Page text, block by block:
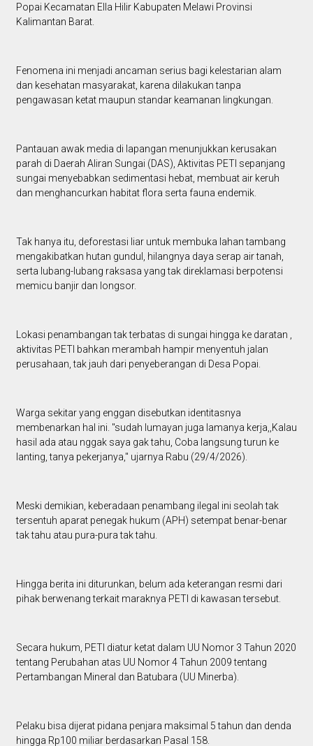
Popai Kecamatan Ella Hilir Kabupaten Melawi Provinsi
Kalimantan Barat.
Fenomena ini menjadi ancaman serius bagi kelestarian alam
dan kesehatan masyarakat, karena dilakukan tanpa
pengawasan ketat maupun standar keamanan lingkungan.
Pantauan awak media di lapangan menunjukkan kerusakan
parah di Daerah Aliran Sungai (DAS), Aktivitas PETI sepanjang
sungai menyebabkan sedimentasi hebat, membuat air keruh
dan menghancurkan habitat flora serta fauna endemik.
Tak hanya itu, deforestasi liar untuk membuka lahan tambang
mengakibatkan hutan gundul, hilangnya daya serap air tanah,
serta lubang-lubang raksasa yang tak direklamasi berpotensi
memicu banjir dan longsor.
Lokasi penambangan tak terbatas di sungai hingga ke daratan ,
aktivitas PETI bahkan merambah hampir menyentuh jalan
perusahaan, tak jauh dari penyeberangan di Desa Popai.
Warga sekitar yang enggan disebutkan identitasnya
membenarkan hal ini. "sudah lumayan juga lamanya kerja,,Kalau
hasil ada atau nggak saya gak tahu, Coba langsung turun ke
lanting, tanya pekerjanya," ujarnya Rabu (29/4/2026).
Meski demikian, keberadaan penambang ilegal ini seolah tak
tersentuh aparat penegak hukum (APH) setempat benar-benar
tak tahu atau pura-pura tak tahu.
Hingga berita ini diturunkan, belum ada keterangan resmi dari
pihak berwenang terkait maraknya PETI di kawasan tersebut.
Secara hukum, PETI diatur ketat dalam UU Nomor 3 Tahun 2020
tentang Perubahan atas UU Nomor 4 Tahun 2009 tentang
Pertambangan Mineral dan Batubara (UU Minerba).
Pelaku bisa dijerat pidana penjara maksimal 5 tahun dan denda
hingga Rp100 miliar berdasarkan Pasal 158.